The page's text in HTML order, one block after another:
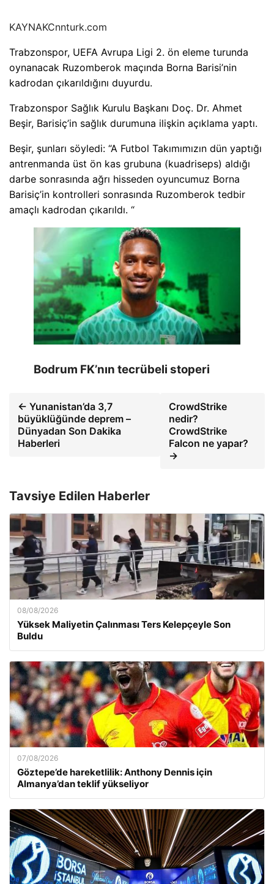
KAYNAKCnnturk.com
Trabzonspor, UEFA Avrupa Ligi 2. ön eleme turunda
oynanacak Ruzomberok maçında Borna Barisi’nin
kadrodan çıkarıldığını duyurdu.
Trabzonspor Sağlık Kurulu Başkanı Doç. Dr. Ahmet
Beşir, Barisiç’in sağlık durumuna ilişkin açıklama yaptı.
Beşir, şunları söyledi: “A Futbol Takımımızın dün yaptığı
antrenmanda üst ön kas grubuna (kuadriseps) aldığı
darbe sonrasında ağrı hisseden oyuncumuz Borna
Barisiç’in kontrolleri sonrasında Ruzomberok tedbir
amaçlı kadrodan çıkarıldı. “
Bodrum FK’nın tecrübeli stoperi
← Yunanistan’da 3,7
büyüklüğünde deprem –
Dünyadan Son Dakika
Haberleri
CrowdStrike
nedir?
CrowdStrike
Falcon ne yapar?
→
Tavsiye Edilen Haberler
08/08/2026
Yüksek Maliyetin Çalınması Ters Kelepçeyle Son
Buldu
07/08/2026
Göztepe’de hareketlilik: Anthony Dennis için
Almanya’dan teklif yükseliyor